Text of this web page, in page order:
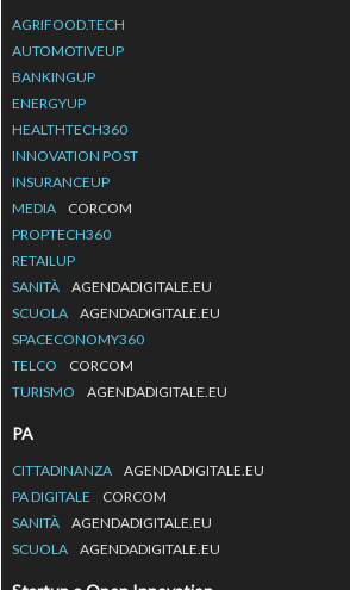
AGRIFOOD.TECH
AUTOMOTIVEUP
BANKINGUP
ENERGYUP
HEALTHTECH360
INNOVATION POST
INSURANCEUP
MEDIA
CORCOM
PROPTECH360
RETAILUP
SANITÀ
AGENDADIGITALE.EU
SCUOLA
AGENDADIGITALE.EU
SPACECONOMY360
TELCO
CORCOM
TURISMO
AGENDADIGITALE.EU
PA
CITTADINANZA
AGENDADIGITALE.EU
PA DIGITALE
CORCOM
SANITÀ
AGENDADIGITALE.EU
SCUOLA
AGENDADIGITALE.EU